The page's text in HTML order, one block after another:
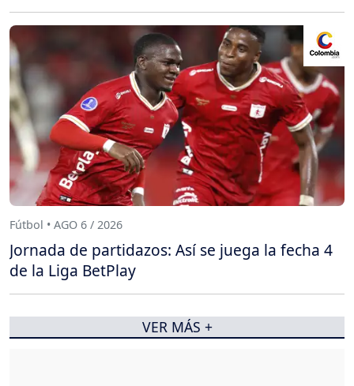
Fútbol • AGO 6 / 2026
Jornada de partidazos: Así se juega la fecha 4
de la Liga BetPlay
VER MÁS +